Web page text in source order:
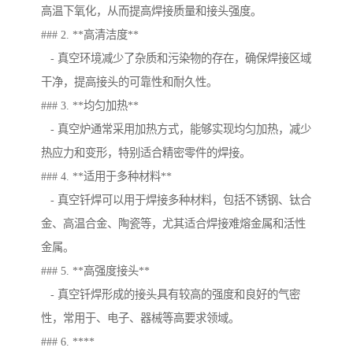
高温下氧化，从而提高焊接质量和接头强度。
### 2. **高清洁度**
- 真空环境减少了杂质和污染物的存在，确保焊接区域
干净，提高接头的可靠性和耐久性。
### 3. **均匀加热**
- 真空炉通常采用加热方式，能够实现均匀加热，减少
热应力和变形，特别适合精密零件的焊接。
### 4. **适用于多种材料**
- 真空钎焊可以用于焊接多种材料，包括不锈钢、钛合
金、高温合金、陶瓷等，尤其适合焊接难熔金属和活性
金属。
### 5. **高强度接头**
- 真空钎焊形成的接头具有较高的强度和良好的气密
性，常用于、电子、器械等高要求领域。
### 6. ****